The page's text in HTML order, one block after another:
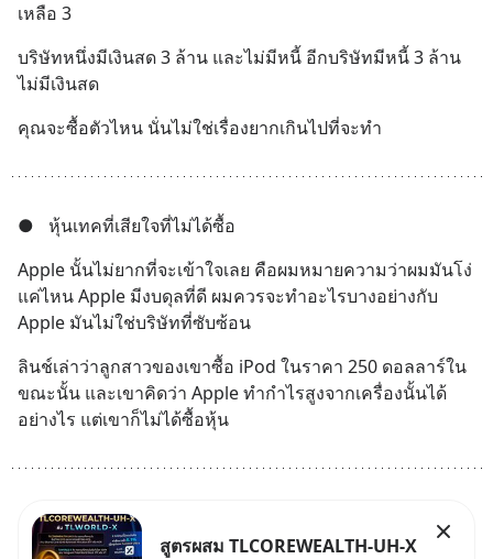
เหลือ 3
บริษัทหนึ่งมีเงินสด 3 ล้าน และไม่มีหนี้ อีกบริษัทมีหนี้ 3 ล้าน
ไม่มีเงินสด
คุณจะซื้อตัวไหน นั่นไม่ใช่เรื่องยากเกินไปที่จะทำ
●
หุ้นเทคที่เสียใจที่ไม่ได้ซื้อ
Apple นั้นไม่ยากที่จะเข้าใจเลย คือผมหมายความว่าผมมันโง่
แค่ไหน Apple มีงบดุลที่ดี ผมควรจะทำอะไรบางอย่างกับ
Apple มันไม่ใช่บริษัทที่ซับซ้อน
ลินช์เล่าว่าลูกสาวของเขาซื้อ iPod ในราคา 250 ดอลลาร์ใน
ขณะนั้น และเขาคิดว่า Apple ทำกำไรสูงจากเครื่องนั้นได้
อย่างไร แต่เขาก็ไม่ได้ซื้อหุ้น
สูตรผสม TLCOREWEALTH-UH-X